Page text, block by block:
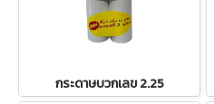
กระดาษบวกเลข 2.25